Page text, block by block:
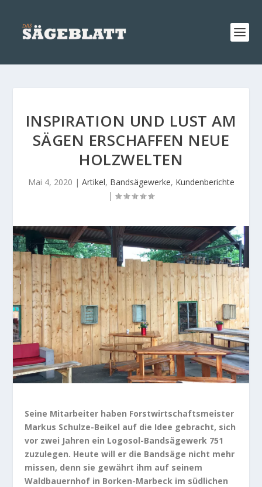
INSPIRATION UND LUST AM
SÄGEN ERSCHAFFEN NEUE
HOLZWELTEN
Mai 4, 2020 | Artikel, Bandsägewerke, Kundenberichte
|
Seine Mitarbeiter haben Forstwirtschaftsmeister
Markus Schulze-Beikel auf die Idee gebracht, sich
vor zwei Jahren ein Logosol-Bandsägewerk 751
zuzulegen. Heute will er die Bandsäge nicht mehr
missen, denn sie gewährt ihm auf seinem
Waldbauernhof in Borken-Marbeck im südlichen